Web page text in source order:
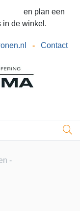
en plan een
in de winkel.
- Contact
-